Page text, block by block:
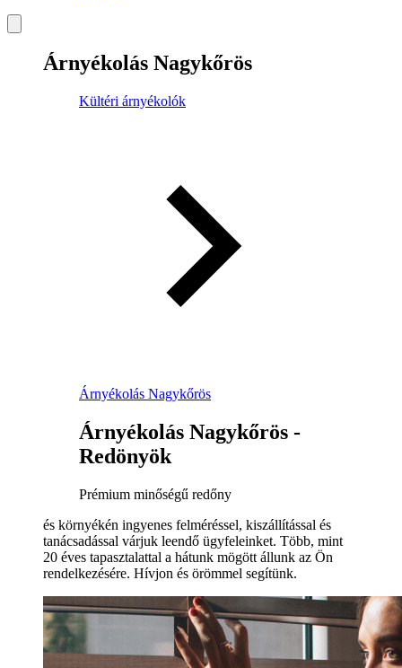
Árnyékolás Nagykőrös
Kültéri árnyékolók
Árnyékolás Nagykőrös
Árnyékolás Nagykőrös -
Redönyök
Prémium minőségű redőny
és környékén ingyenes felméréssel, kiszállítással és
tanácsadással várjuk leendő ügyfeleinket. Több, mint
20 éves tapasztalattal a hátunk mögött állunk az Ön
rendelkezésére. Hívjon és örömmel segítünk.